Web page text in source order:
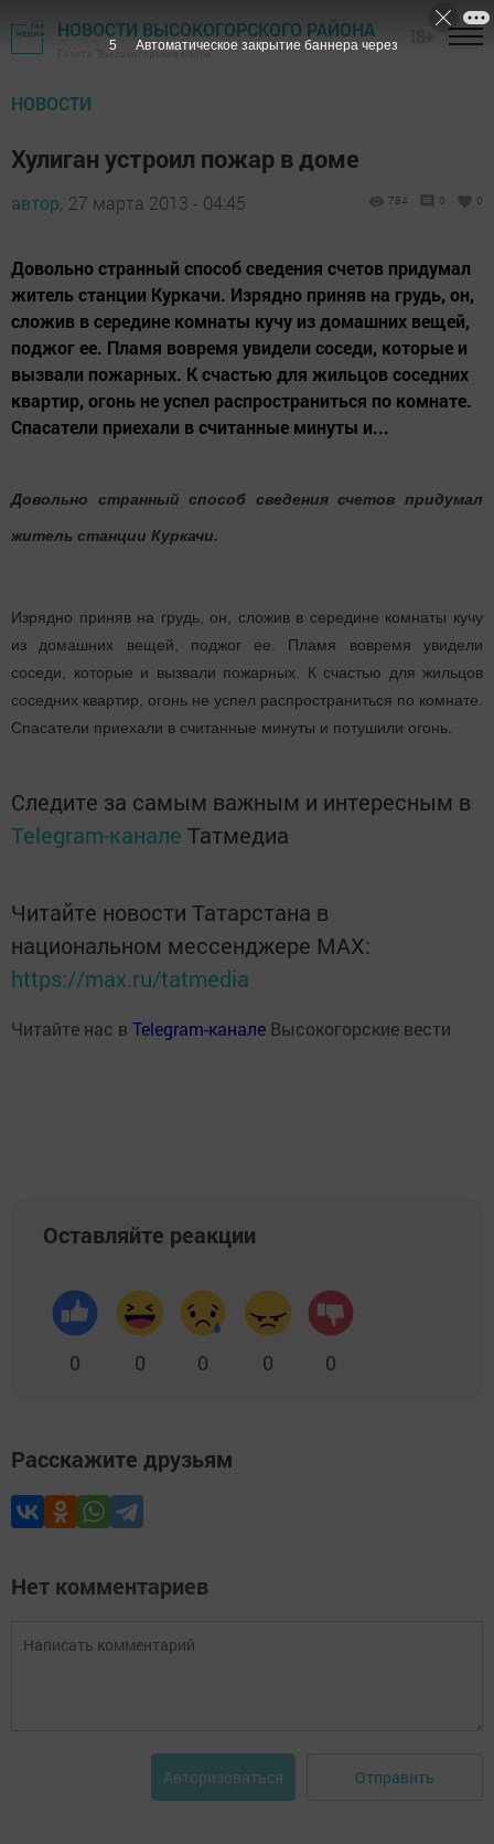
НОВОСТИ ВЫСОКОГОРСКОГО РАЙОНА
Газета "Высокогорские вести"
НОВОСТИ
Хулиган устроил пожар в доме
автор, 27 марта 2013 - 04:45 784 0 0
Довольно странный способ сведения счетов придумал
житель станции Куркачи. Изрядно приняв на грудь, он,
сложив в середине комнаты кучу из домашних вещей,
поджог ее. Пламя вовремя увидели соседи, которые и
вызвали пожарных. К счастью для жильцов соседних
квартир, огонь не успел распространиться по комнате.
Спасатели приехали в считанные минуты и...
Довольно странный способ сведения счетов придумал
житель станции Куркачи.
Изрядно приняв на грудь, он, сложив в середине комнаты кучу
из домашних вещей, поджог ее. Пламя вовремя увидели
соседи, которые и вызвали пожарных. К счастью для жильцов
соседних квартир, огонь не успел распространиться по комнате.
Спасатели приехали в считанные минуты и потушили огонь.
Следите за самым важным и интересным в
Telegram-канале Татмедиа
Читайте новости Татарстана в
национальном мессенджере MАХ:
https://max.ru/tatmedia
Читайте нас в Telegram-канале Высокогорские вести
Оставляйте реакции
0 0 0 0 0
Расскажите друзьям
Нет комментариев
Авторизоваться Отправить
3 Автоматическое закрытие баннера через